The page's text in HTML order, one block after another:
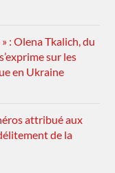
: Olena Tkalich, du
sur les
en Ukraine
attribué aux
de la